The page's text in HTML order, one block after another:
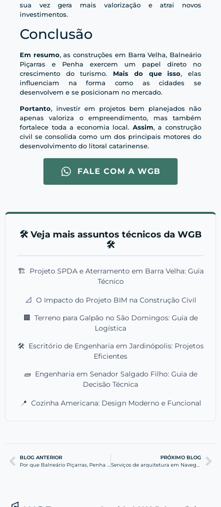
sua vez gera mais valorização e atrai novos
investimentos.
Conclusão
Em resumo, as construções em Barra Velha, Balneário
Piçarras e Penha exercem um papel direto no
crescimento do turismo. Mais do que isso, elas
influenciam na forma como as cidades se
desenvolvem e se posicionam no mercado.
Portanto, investir em projetos bem planejados não
apenas valoriza o empreendimento, mas também
fortalece toda a economia local. Assim, a construção
civil se consolida como um dos principais motores do
desenvolvimento do litoral catarinense.
FALE COM A WGB
🛠️ Veja mais assuntos técnicos da WGB
🛠️
🏗️ Projeto SPDA e Aterramento em Barra Velha: Guia
Técnico
📐 O Impacto do Projeto BIM na Construção Civil
🏢 Terreno para Galpão no São Domingos: Guia de
Logística
🛠️ Escritório de Engenharia em Jardinópolis: Projetos
Eficientes
🧱 Engenharia em Senador Salgado Filho: Guia de
Decisão Técnica
📍 Cozinha Americana: Design Moderno e Funcional
BLOG ANTERIOR
Por que Balneário Piçarras, Penha e Barra Velha são as melhores cidades para investir em construção
PRÓXIMO BLOG
Serviços de arquitetura em Navegantes para projetos residenciais e prediais